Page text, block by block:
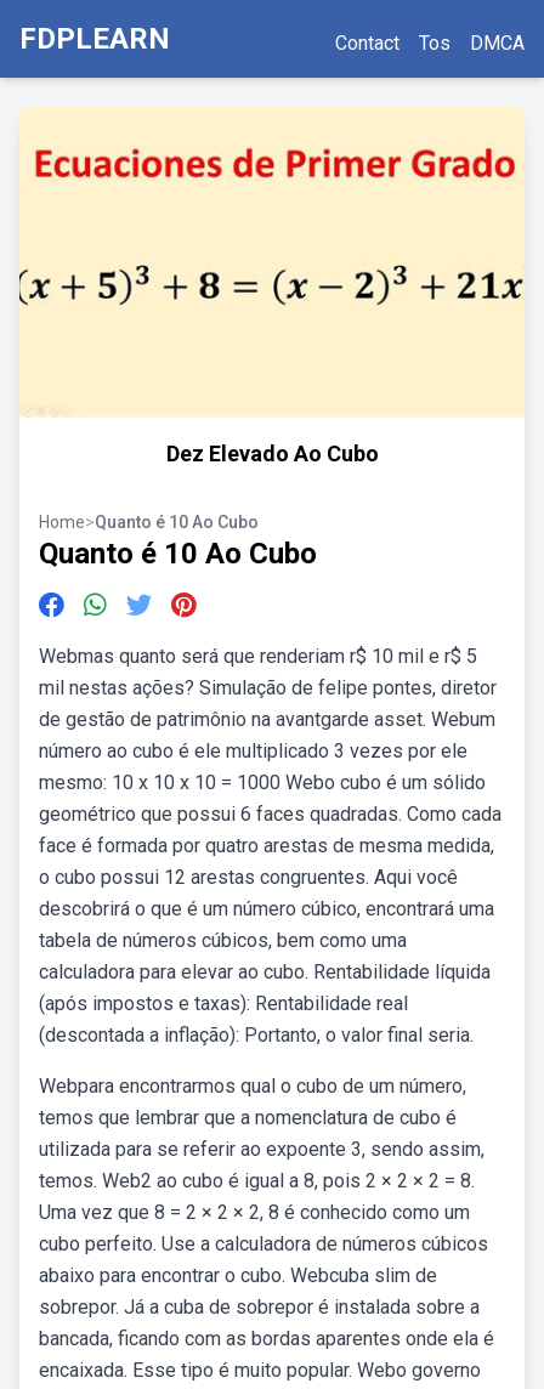
FDPLEARN Contact Tos DMCA
Dez Elevado Ao Cubo
Home>Quanto é 10 Ao Cubo
Quanto é 10 Ao Cubo
Webmas quanto será que renderiam r$ 10 mil e r$ 5
mil nestas ações? Simulação de felipe pontes, diretor
de gestão de patrimônio na avantgarde asset. Webum
número ao cubo é ele multiplicado 3 vezes por ele
mesmo: 10 x 10 x 10 = 1000 Webo cubo é um sólido
geométrico que possui 6 faces quadradas. Como cada
face é formada por quatro arestas de mesma medida,
o cubo possui 12 arestas congruentes. Aqui você
descobrirá o que é um número cúbico, encontrará uma
tabela de números cúbicos, bem como uma
calculadora para elevar ao cubo. Rentabilidade líquida
(após impostos e taxas): Rentabilidade real
(descontada a inflação): Portanto, o valor final seria.
Webpara encontrarmos qual o cubo de um número,
temos que lembrar que a nomenclatura de cubo é
utilizada para se referir ao expoente 3, sendo assim,
temos. Web2 ao cubo é igual a 8, pois 2 × 2 × 2 = 8.
Uma vez que 8 = 2 × 2 × 2, 8 é conhecido como um
cubo perfeito. Use a calculadora de números cúbicos
abaixo para encontrar o cubo. Webcuba slim de
sobrepor. Já a cuba de sobrepor é instalada sobre a
bancada, ficando com as bordas aparentes onde ela é
encaixada. Esse tipo é muito popular. Webo governo